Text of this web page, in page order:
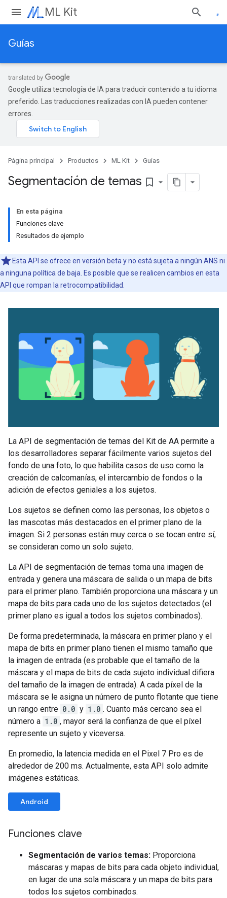
ML Kit
Guías
Google utiliza tecnología de IA para traducir contenido a tu idioma
preferido. Las traducciones realizadas con IA pueden contener
errores.
Página principal Productos ML Kit Guías
Segmentación de temas bookmark_border
En esta página
Funciones clave
Resultados de ejemplo
Esta API se ofrece en versión beta y no está sujeta a ningún ANS ni
a ninguna política de baja. Es posible que se realicen cambios en esta
API que rompan la retrocompatibilidad.
La API de segmentación de temas del Kit de AA permite a
los desarrolladores separar fácilmente varios sujetos del
fondo de una foto, lo que habilita casos de uso como la
creación de calcomanías, el intercambio de fondos o la
adición de efectos geniales a los sujetos.
Los sujetos se definen como las personas, los objetos o
las mascotas más destacados en el primer plano de la
imagen. Si 2 personas están muy cerca o se tocan entre sí,
se consideran como un solo sujeto.
La API de segmentación de temas toma una imagen de
entrada y genera una máscara de salida o un mapa de bits
para el primer plano. También proporciona una máscara y un
mapa de bits para cada uno de los sujetos detectados (el
primer plano es igual a todos los sujetos combinados).
De forma predeterminada, la máscara en primer plano y el
mapa de bits en primer plano tienen el mismo tamaño que
la imagen de entrada (es probable que el tamaño de la
máscara y el mapa de bits de cada sujeto individual difiera
del tamaño de la imagen de entrada). A cada píxel de la
máscara se le asigna un número de punto flotante que tiene
un rango entre 0.0 y 1.0 . Cuanto más cercano sea el
número a 1.0 , mayor será la confianza de que el píxel
represente un sujeto y viceversa.
En promedio, la latencia medida en el Pixel 7 Pro es de
alrededor de 200 ms. Actualmente, esta API solo admite
imágenes estáticas.
Android
Funciones clave
Segmentación de varios temas: Proporciona
máscaras y mapas de bits para cada objeto individual,
en lugar de una sola máscara y un mapa de bits para
todos los sujetos combinados.